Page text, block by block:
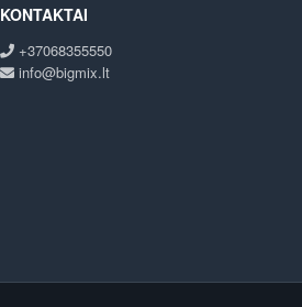
KONTAKTAI
+37068355550
info@bigmix.lt